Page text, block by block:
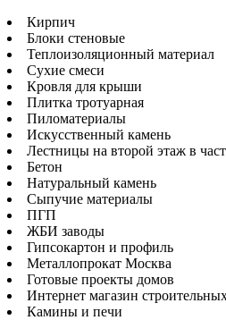
Кирпич
Блоки стеновые
Теплоизоляционный материал
Сухие смеси
Кровля для крыши
Плитка тротуарная
Пиломатериалы
Искусственный камень
Лестницы на второй этаж в
Бетон
Натуральный камень
Сыпучие материалы
ПГП
ЖБИ заводы
Гипсокартон и профиль
Металлопрокат Москва
Готовые проекты домов
Интернет магазин
Камины и печи